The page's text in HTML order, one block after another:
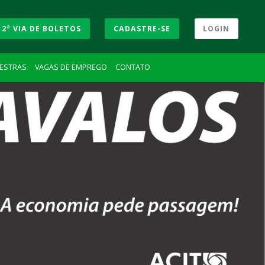
2ª VIA DE BOLETOS CADASTRE-SE LOGIN
VAGAS DE EMPREGO CONTATO